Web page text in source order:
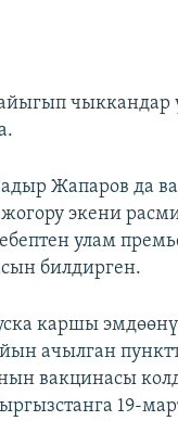
чыккандар
Жапаров да
экени
улам
билдирген.
каршы
ачылган
вакцинасы
19-